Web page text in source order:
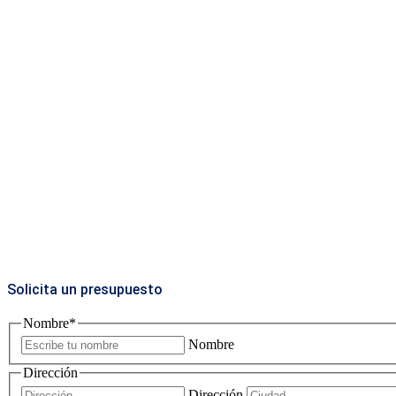
Solicita un presupuesto
Nombre*
Nombre
Dirección